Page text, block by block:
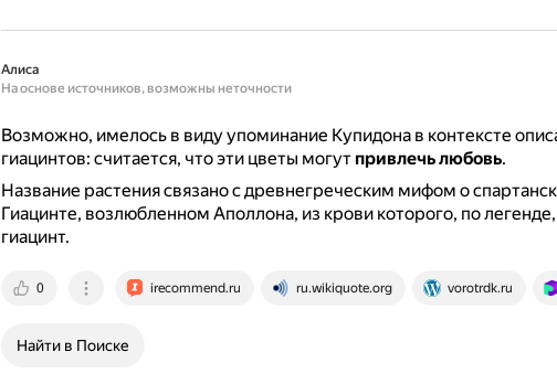
Алиса
На основе источников, возможны неточности
Возможно, имелось в виду упоминание Купидона в контексте
гиацинтов: считается, что эти цветы могут привлечь любовь.
Название растения связано с древнегреческим мифом о
Гиацинте, возлюбленном Аполлона, из крови которого, по
гиацинт.
0 irecommend.ru ru.wikiquote.org vorotrdk.ru
Найти в Поиске